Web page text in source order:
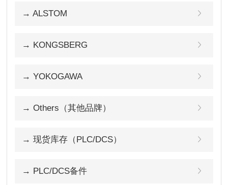
→ ALSTOM
→ KONGSBERG
→ YOKOGAWA
→ Others（其他品牌）
→ 现货库存（PLC/DCS）
→ PLC/DCS备件